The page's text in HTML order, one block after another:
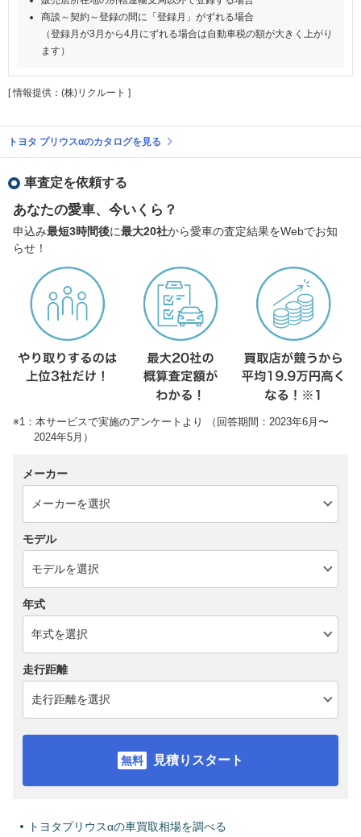
商談～契約～登録の間に「登録月」がずれる場合
（登録月が3月から4月にずれる場合は自動車税の額が大きく上がり
ます）
[ 情報提供：(株)リクルート ]
トヨタ プリウスαのカタログを見る
車査定を依頼する
あなたの愛車、今いくら？
申込み最短3時間後に最大20社から愛車の査定結果をWebでお知
らせ！
※1：本サービスで実施のアンケートより （回答期間：2023年6月〜
2024年5月）
メーカー
モデル
年式
走行距離
見積りスタート
トヨタプリウスαの車買取相場を調べる